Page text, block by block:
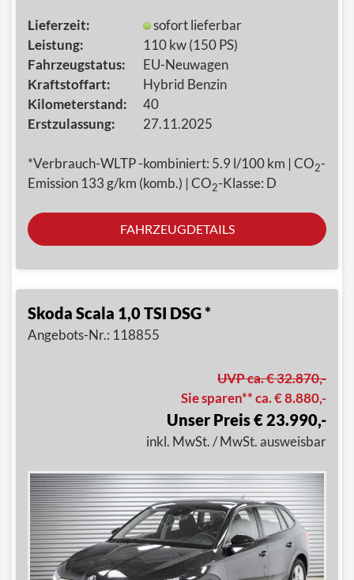
Lieferzeit:
Leistung:
Fahrzeugstatus:
Kraftstoffart:
Kilometerstand:
Erstzulassung:
sofort lieferbar
110 kw (150 PS)
EU-Neuwagen
Hybrid Benzin
40
27.11.2025
*Verbrauch-WLTP -kombiniert: 5.9 l/100 km | CO2-
Emission 133 g/km (komb.) | CO2-Klasse: D
FAHRZEUGDETAILS
Skoda Scala 1,0 TSI DSG *
Angebots-Nr.: 118855
UVP ca. € 32.870,-
Sie sparen** ca. € 8.880,-
Unser Preis € 23.990,-
inkl. MwSt. / MwSt. ausweisbar